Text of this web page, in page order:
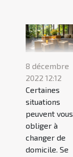
8 décembre
2022 12:12
Certaines
situations
peuvent vous
obliger à
changer de
domicile. Se